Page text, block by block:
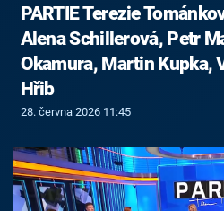
PARTIE Terezie
Alena Schillerová, Petr
Okamura, Martin Kupka,
Hřib
28. června 2026 11:45